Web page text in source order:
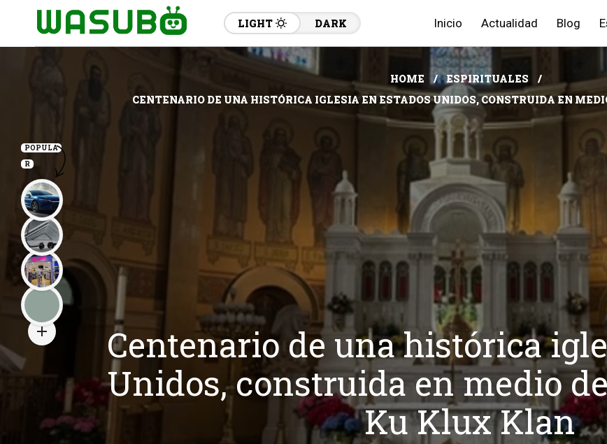
LIGHT DARK Inicio Actualidad Blog
HOME
ESPIRITUALES
CENTENARIO DE UNA HISTÓRICA IGLESIA EN ESTADOS UNIDOS, CONSTRUIDA EN
Centenario de una histórica
Unidos, construida en medio
Ku Klux Klan
POPULA
R